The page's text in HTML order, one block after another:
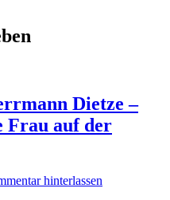
Dietze –
Frau auf der
hinterlassen